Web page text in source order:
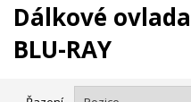
Dálkové
BLU-RAY